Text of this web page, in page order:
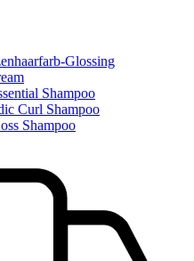
Glossing
Shampoo
Curl Shampoo
Shampoo